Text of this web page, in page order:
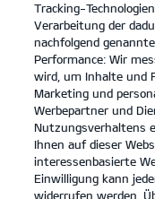
Modelle
Tracking-
Verarbeitung der
nachfolgend
Performance: Wir
wird, um Inhalte und
Marketing und
Werbepartner und
Nutzungsverhaltens
Ihnen auf dieser
interessenbasierte
Einwilligung kann
widerrufen werden.